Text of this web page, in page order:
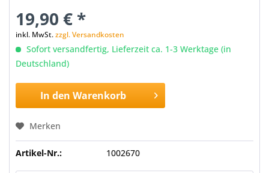
19,90 € *
inkl. MwSt.zzgl. Versandkosten
Sofort versandfertig, Lieferzeit ca. 1-3 Werktage (in
Deutschland)
In den Warenkorb
Merken
Artikel-Nr.: 1002670